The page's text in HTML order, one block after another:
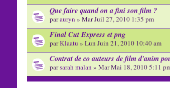
Que faire quand on a fini son film ?
parauryn » Mar Juil 27, 2010 1:35 pm
Final Cut Express et png
parKlaatu » Lun Juin 21, 2010 10:40 am
Contrat de co auteurs de film d'anim
parsarah malan » Mar Mai 18, 2010 5:11